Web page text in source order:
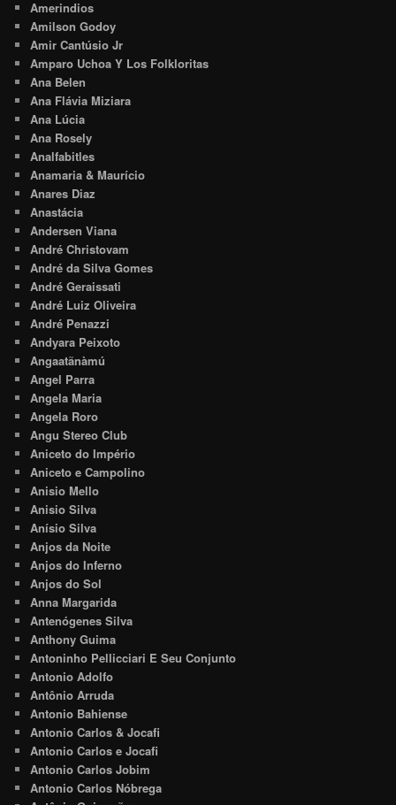
Amerindios
Amilson Godoy
Amir Cantúsio Jr
Amparo Uchoa Y Los Folkloritas
Ana Belen
Ana Flávia Miziara
Ana Lúcia
Ana Rosely
Analfabitles
Anamaria & Maurício
Anares Diaz
Anastácia
Andersen Viana
André Christovam
André da Silva Gomes
André Geraissati
André Luiz Oliveira
André Penazzi
Andyara Peixoto
Angaatãnàmú
Angel Parra
Angela Maria
Angela Roro
Angu Stereo Club
Aniceto do Império
Aniceto e Campolino
Anisio Mello
Anisio Silva
Anísio Silva
Anjos da Noite
Anjos do Inferno
Anjos do Sol
Anna Margarida
Antenógenes Silva
Anthony Guima
Antoninho Pellicciari E Seu Conjunto
Antonio Adolfo
Antônio Arruda
Antonio Bahiense
Antonio Carlos & Jocafi
Antonio Carlos e Jocafi
Antonio Carlos Jobim
Antonio Carlos Nóbrega